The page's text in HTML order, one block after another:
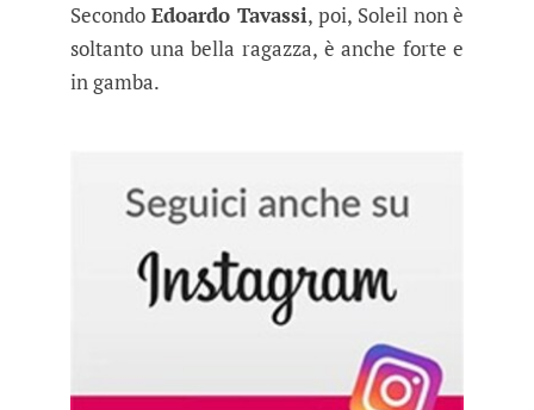
Secondo Edoardo Tavassi, poi, Soleil non è
soltanto una bella ragazza, è anche forte e
in gamba.